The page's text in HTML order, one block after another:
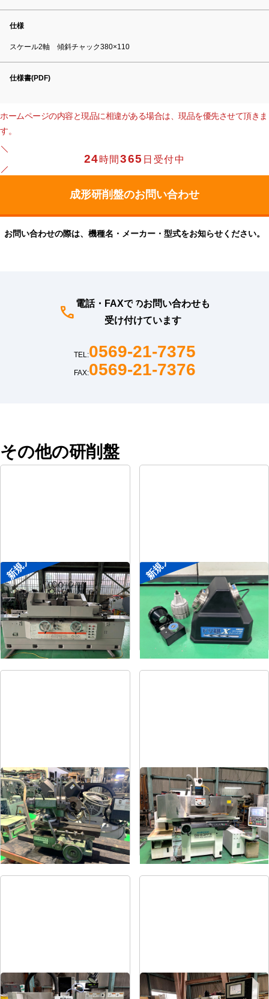
仕様
スケール2軸 傾斜チャック380×110
仕様書(PDF)
ホームページの内容と現品に相違がある場合は、現品を優先させて頂きま
す。
24時間365 日受付中
お問い合わせの際は、機種名・メーカー・型式をお知らせください。
電話・FAXでのお問い合わせも
受け付けています
TEL:0569-21-7375
FAX:0569-21-7376
その他の研削盤
新規入荷
円筒研削盤
メーカー シギヤ精機
形 式GP-30B-100H
年 式1991
新規入荷
ドリル研削盤
メーカー ニシガキ
形 式ドリ研Xシンニング
式-
ドリル研削盤
メーカー 飯田
形 式YG-200F
年 式-
平面研削盤
メーカー クロダ
形 式GS-63PFⅡ
年 式2015
平面研削盤 平面研削盤